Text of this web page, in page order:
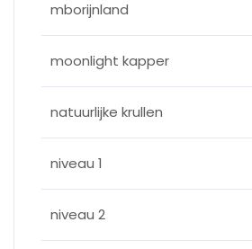
mborijnland
moonlight kapper
natuurlijke krullen
niveau 1
niveau 2